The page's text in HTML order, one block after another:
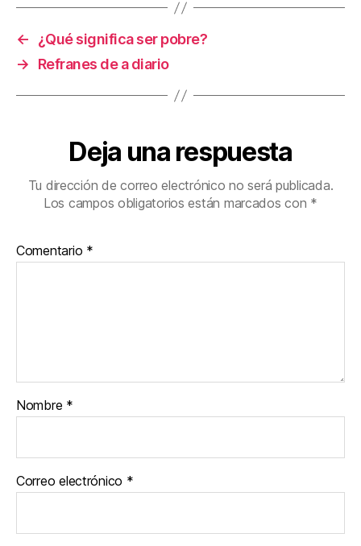
←
¿Qué significa ser pobre?
→
Refranes de a diario
Deja una respuesta
Tu dirección de correo electrónico no será publicada.
Los campos obligatorios están marcados con *
Comentario *
Nombre *
Correo electrónico *